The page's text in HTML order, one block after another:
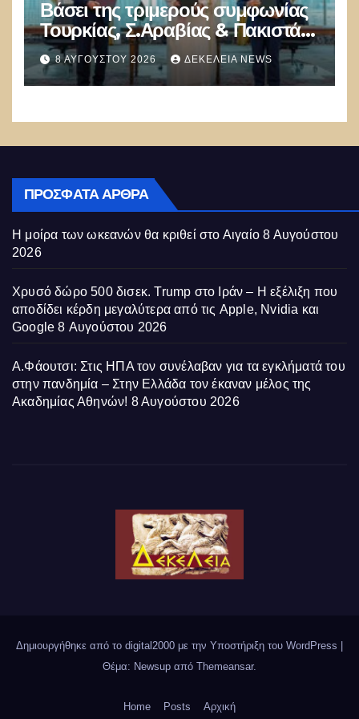
Βάσει της τριμερούς συμφωνίας
Τουρκίας, Σ.Αραβίας & Πακιστάν
θα πολεμήσουν Ριάντ και
Ισλαμαμπάντ κατά της Ελλάδας!
8 ΑΥΓΟΎΣΤΟΥ 2026 ΔΕΚΈΛΕΙΑ NEWS
ΠΡΌΣΦΑΤΑ ΆΡΘΡΑ
Η μοίρα των ωκεανών θα κριθεί στο Αιγαίο 8 Αυγούστου
2026
Χρυσό δώρο 500 δισεκ. Trump στο Ιράν – Η εξέλιξη που
αποδίδει κέρδη μεγαλύτερα από τις Apple, Nvidia και
Google 8 Αυγούστου 2026
Α.Φάουτσι: Στις ΗΠΑ τον συνέλαβαν για τα εγκλήματά του
στην πανδημία – Στην Ελλάδα τον έκαναν μέλος της
Ακαδημίας Αθηνών! 8 Αυγούστου 2026
Δημιουργήθηκε από το digital2000 με την Υποστήριξη του WordPress
Θέμα: Newsup από Themeansar.
Home Posts Αρχική